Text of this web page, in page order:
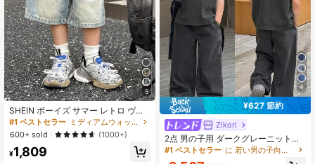
5
SHEIN ボーイズ サマー レトロ ヴィ
ンテージ ウォッシュド キャットウィ
スカー ルーズフィット ブルーデニム
バミューダショーツ、春夏ストリー
トウェア、春休み
#1 ベストセラー
ミディアムウォッシュ ヤングボーイズデニム
600+ sold
(1000+)
¥1,809
4
¥627 節約
Zikori
2点 男の子用 ダークグレーニットデ
ニムルーズ半袖トップ&パンツセット
#1 ベストセラー に 若い男の子向けデニムツーピース